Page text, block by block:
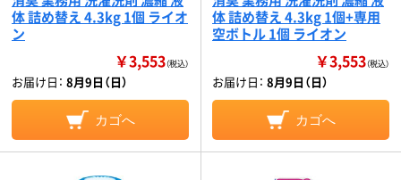
体 詰め替え 4.3kg 1個 ライオ
ン
￥3,553（税込）
お届け日： 8月9日（日）
カゴへ
体 詰め替え 4.3kg 1個+専用
空ボトル 1個 ライオン
￥3,553（税込）
お届け日： 8月9日（日）
カゴへ